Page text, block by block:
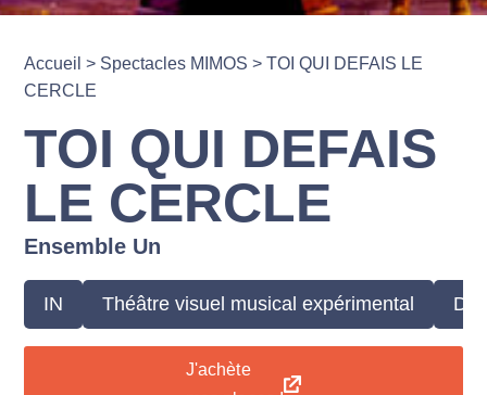
Accueil > Spectacles MIMOS >TOI QUI DEFAIS LE
CERCLE
TOI QUI DEFAIS
LE CERCLE
Ensemble Un
IN Théâtre visuel musical expérimental
J'achète